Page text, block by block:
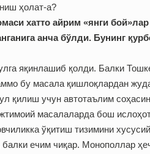
ҳолат-а?
хатто айрим «янги
анча бўлди. Бунинг
яқинлашиб қолди. Балки
бу масала қишлоқлардан
қилиш учун автотаълим
масалаларда бош
ўқитиш тизимини
балки ечим чиқар. Монополлар